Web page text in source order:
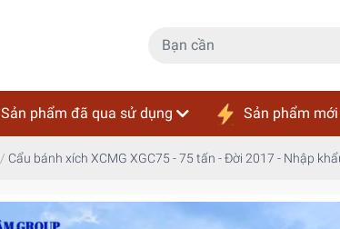
Sản phẩm đã qua sử dụng Sản phẩm mới
/ Cẩu bánh xích XCMG XGC75 - 75 tấn - Đời 2017 - Nhập